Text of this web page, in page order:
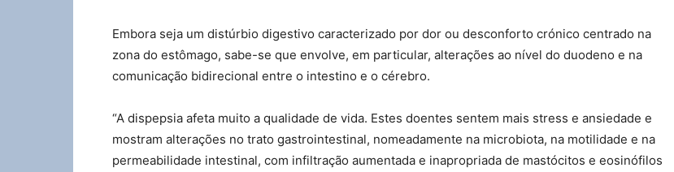
Embora seja um distúrbio digestivo caracterizado por dor ou desconforto crónico centrado na
zona do estômago, sabe-se que envolve, em particular, alterações ao nível do duodeno e na
comunicação bidirecional entre o intestino e o cérebro.
“A dispepsia afeta muito a qualidade de vida. Estes doentes sentem mais stress e ansiedade e
mostram alterações no trato gastrointestinal, nomeadamente na microbiota, na motilidade e na
permeabilidade intestinal, com infiltração aumentada e inapropriada de mastócitos e eosinófilos